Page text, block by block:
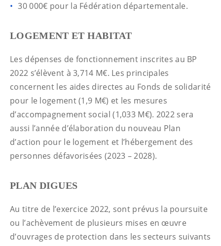
30 000€ pour la Fédération départementale.
LOGEMENT ET HABITAT
Les dépenses de fonctionnement inscrites au BP
2022 s’élèvent à 3,714 M€. Les principales
concernent les aides directes au Fonds de solidarité
pour le logement (1,9 M€) et les mesures
d’accompagnement social (1,033 M€). 2022 sera
aussi l’année d’élaboration du nouveau Plan
d’action pour le logement et l’hébergement des
personnes défavorisées (2023 – 2028).
PLAN DIGUES
Au titre de l’exercice 2022, sont prévus la poursuite
ou l’achèvement de plusieurs mises en œuvre
d’ouvrages de protection dans les secteurs suivants